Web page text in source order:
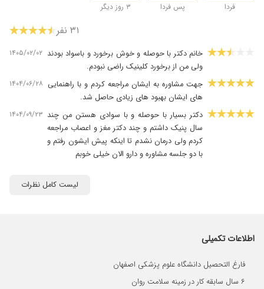
فردا پس فردا ۳ روز دیگر
۳۱ نفر
خانم دکتر با حوصله و خوش برخورد و باسواد بودند
ولی من از برخورد کلینیک راضی نبودم.
۱۴۰۵/۰۲/۰۲
جهت مشاوره به ایشان مراجعه کردم و با راهنمایی
های ایشان بهبود های زیادی حاصل شد.
۱۴۰۴/۰۶/۲۸
دکتر بسیار با حوصله و با سوادی هستن من چند
سال پنیک داشتم و چند دکتر مغز و اعصاب مراجعه
کردم ولی درمان نشدم تا اینکه پیش ایشون رفتم و
با دو جلسه مشاوره و دارو الان خیلی خوبم
۱۴۰۴/۰۹/۲۳
خانم دکتر بسیار باسواد هستن و روش تشخیصی
اضطراب شدید داشتم و با کمک خانم دکتر خیلی
سریع کنترل شد
لیست کامل نظرات
اطلاعات تکمیلی
فارغ التحصیل دانشگاه علوم پزشکی اصفهان
۶ سال سابقه کار در زمینه سلامت روان